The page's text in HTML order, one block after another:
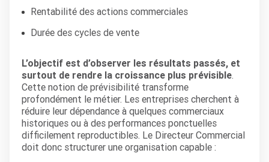
Rentabilité des actions commerciales
Durée des cycles de vente
L’objectif est d’observer les résultats passés, et
surtout de rendre la croissance plus prévisible.
Cette notion de prévisibilité transforme
profondément le métier. Les entreprises cherchent à
réduire leur dépendance à quelques commerciaux
historiques ou à des performances ponctuelles
difficilement reproductibles. Le Directeur Commercial
doit donc structurer une organisation capable :